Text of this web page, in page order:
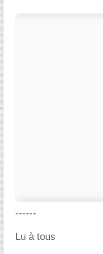
------
Lu à tous